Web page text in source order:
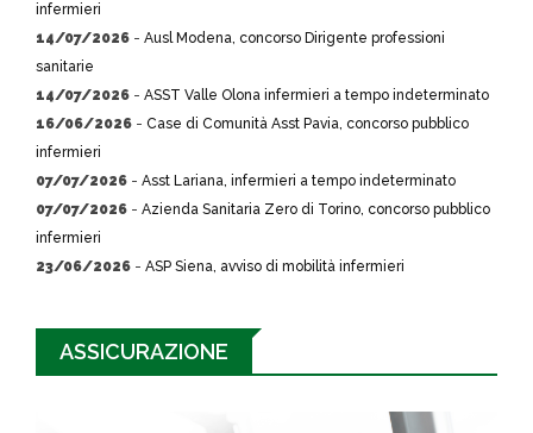
infermieri
14/07/2026 - Ausl Modena, concorso Dirigente professioni
sanitarie
14/07/2026 - ASST Valle Olona infermieri a tempo indeterminato
16/06/2026 - Case di Comunità Asst Pavia, concorso pubblico
infermieri
07/07/2026 - Asst Lariana, infermieri a tempo indeterminato
07/07/2026 - Azienda Sanitaria Zero di Torino, concorso pubblico
infermieri
23/06/2026 - ASP Siena, avviso di mobilità infermieri
ASSICURAZIONE